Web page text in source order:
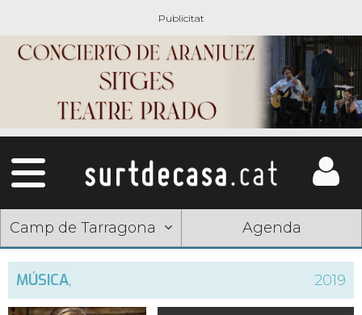
Camp de Tarragona Agenda
MÚSICA, 2019